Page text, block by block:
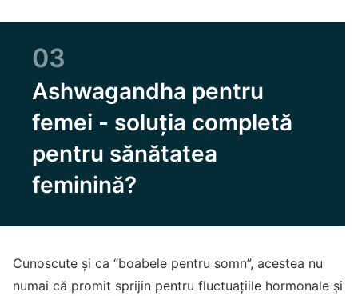
03
Ashwagandha pentru
femei - soluția completă
pentru sănătatea
feminină?
Cunoscute și ca “boabele pentru somn”, acestea nu
numai că promit sprijin pentru fluctuațiile hormonale și